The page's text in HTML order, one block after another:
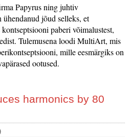
Papyrus ning juhtiv
ühendanud jõud selleks, et
paberi võimalustest,
Tulemusena loodi MultiArt, mis
mille eesmärgiks on
ootused.
harmonics by 80